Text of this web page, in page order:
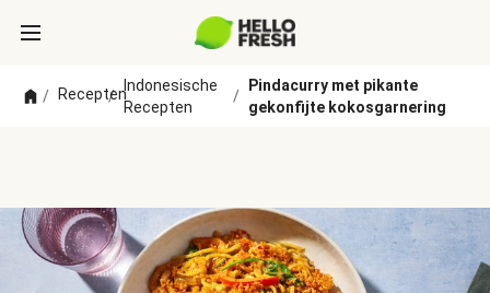
/ Recepten
/
Indonesische
Recepten
/
Pindacurry met pikante
gekonfijte kokosgarnering